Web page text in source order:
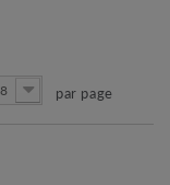
par page